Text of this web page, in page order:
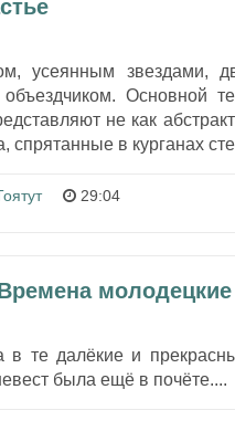
усеянным звездами,
Основной
не как
спрятанные в курганах
29:04
молодецкие
в те далёкие и
была ещё в почёте....